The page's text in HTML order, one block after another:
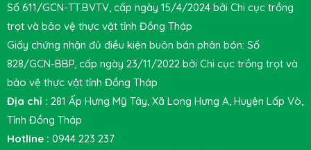
Số 611/GCN-TT.BVTV, cấp ngày 15/4/2024 bởi Chi cục trồng
trọt và bảo vệ thực vật tỉnh Đồng Tháp
Giấy chứng nhận đủ điều kiện buôn bán phân bón: Số
828/GCN-BBP, cấp ngày 23/11/2022 bởi Chi cục trồng trọt và
bảo vệ thực vật tỉnh Đồng Tháp
Địa chỉ : 281 Ấp Hưng Mỹ Tây, Xã Long Hưng A, Huyện Lấp Vò,
Tỉnh Đồng Tháp
Hotline : 0944 223 237